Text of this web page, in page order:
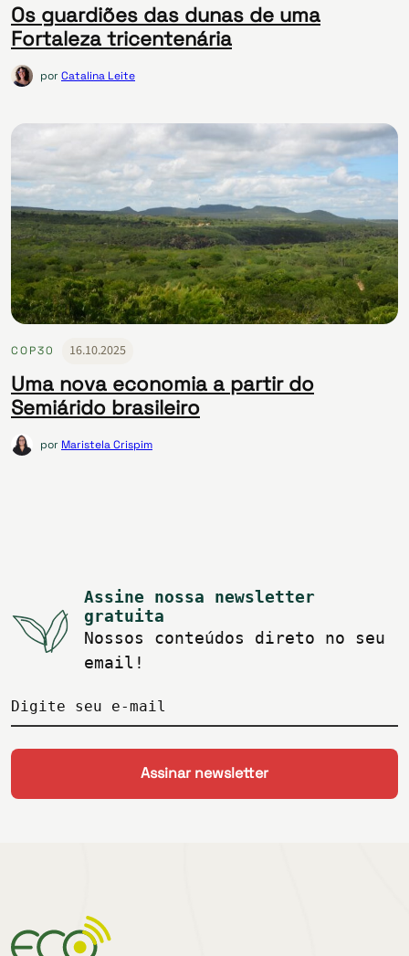
Os guardiões das dunas de uma
Fortaleza tricentenária
porCatalina Leite
COP30 16.10.2025
Uma nova economia a partir do
Semiárido brasileiro
por Maristela Crispim
Assine nossa newsletter
gratuita
Nossos conteúdos direto no seu
email!
Digite seu e-mail